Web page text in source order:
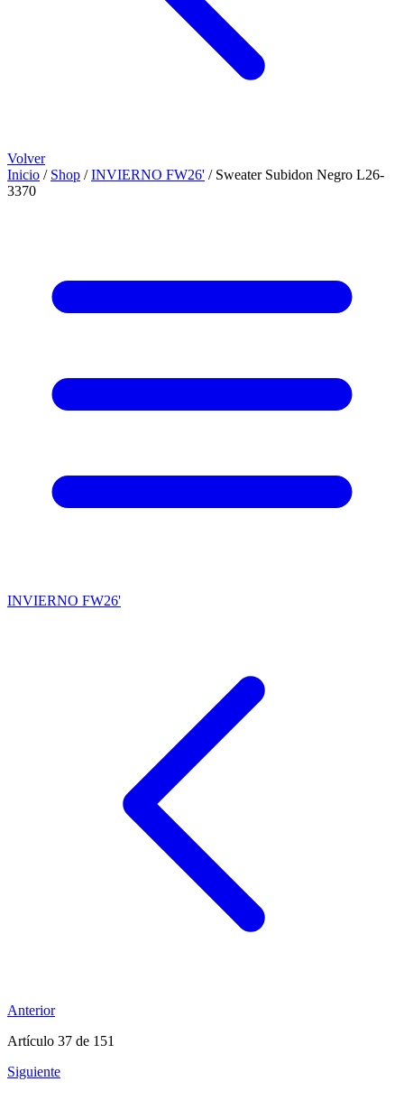
Volver
Inicio / Shop / INVIERNO FW26' / Sweater Subidon Negro L26-
3370
INVIERNO FW26'
Anterior
Artículo 37 de 151
Siguiente